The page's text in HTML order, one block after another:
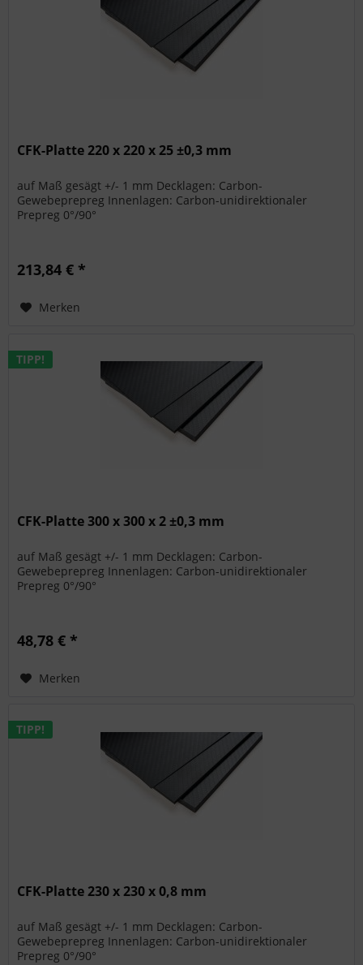
CFK-Platte 220 x 220 x 25 ±0,3 mm
auf Maß gesägt +/- 1 mm Decklagen: Carbon-
Gewebeprepreg Innenlagen: Carbon-unidirektionaler
Prepreg 0°/90°
213,84 € *
Merken
TIPP!
CFK-Platte 300 x 300 x 2 ±0,3 mm
auf Maß gesägt +/- 1 mm Decklagen: Carbon-
Gewebeprepreg Innenlagen: Carbon-unidirektionaler
Prepreg 0°/90°
48,78 € *
Merken
TIPP!
CFK-Platte 230 x 230 x 0,8 mm
auf Maß gesägt +/- 1 mm Decklagen: Carbon-
Gewebeprepreg Innenlagen: Carbon-unidirektionaler
Prepreg 0°/90°